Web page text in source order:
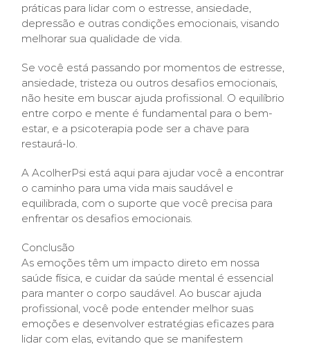
práticas para lidar com o estresse, ansiedade,
depressão e outras condições emocionais, visando
melhorar sua qualidade de vida.
Se você está passando por momentos de estresse,
ansiedade, tristeza ou outros desafios emocionais,
não hesite em buscar ajuda profissional. O equilíbrio
entre corpo e mente é fundamental para o bem-
estar, e a psicoterapia pode ser a chave para
restaurá-lo.
A AcolherPsi está aqui para ajudar você a encontrar
o caminho para uma vida mais saudável e
equilibrada, com o suporte que você precisa para
enfrentar os desafios emocionais.
Conclusão
As emoções têm um impacto direto em nossa
saúde física, e cuidar da saúde mental é essencial
para manter o corpo saudável. Ao buscar ajuda
profissional, você pode entender melhor suas
emoções e desenvolver estratégias eficazes para
lidar com elas, evitando que se manifestem